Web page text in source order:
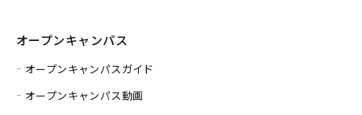
オープンキャンパス
オープンキャンパスガイド
オープンキャンパス動画